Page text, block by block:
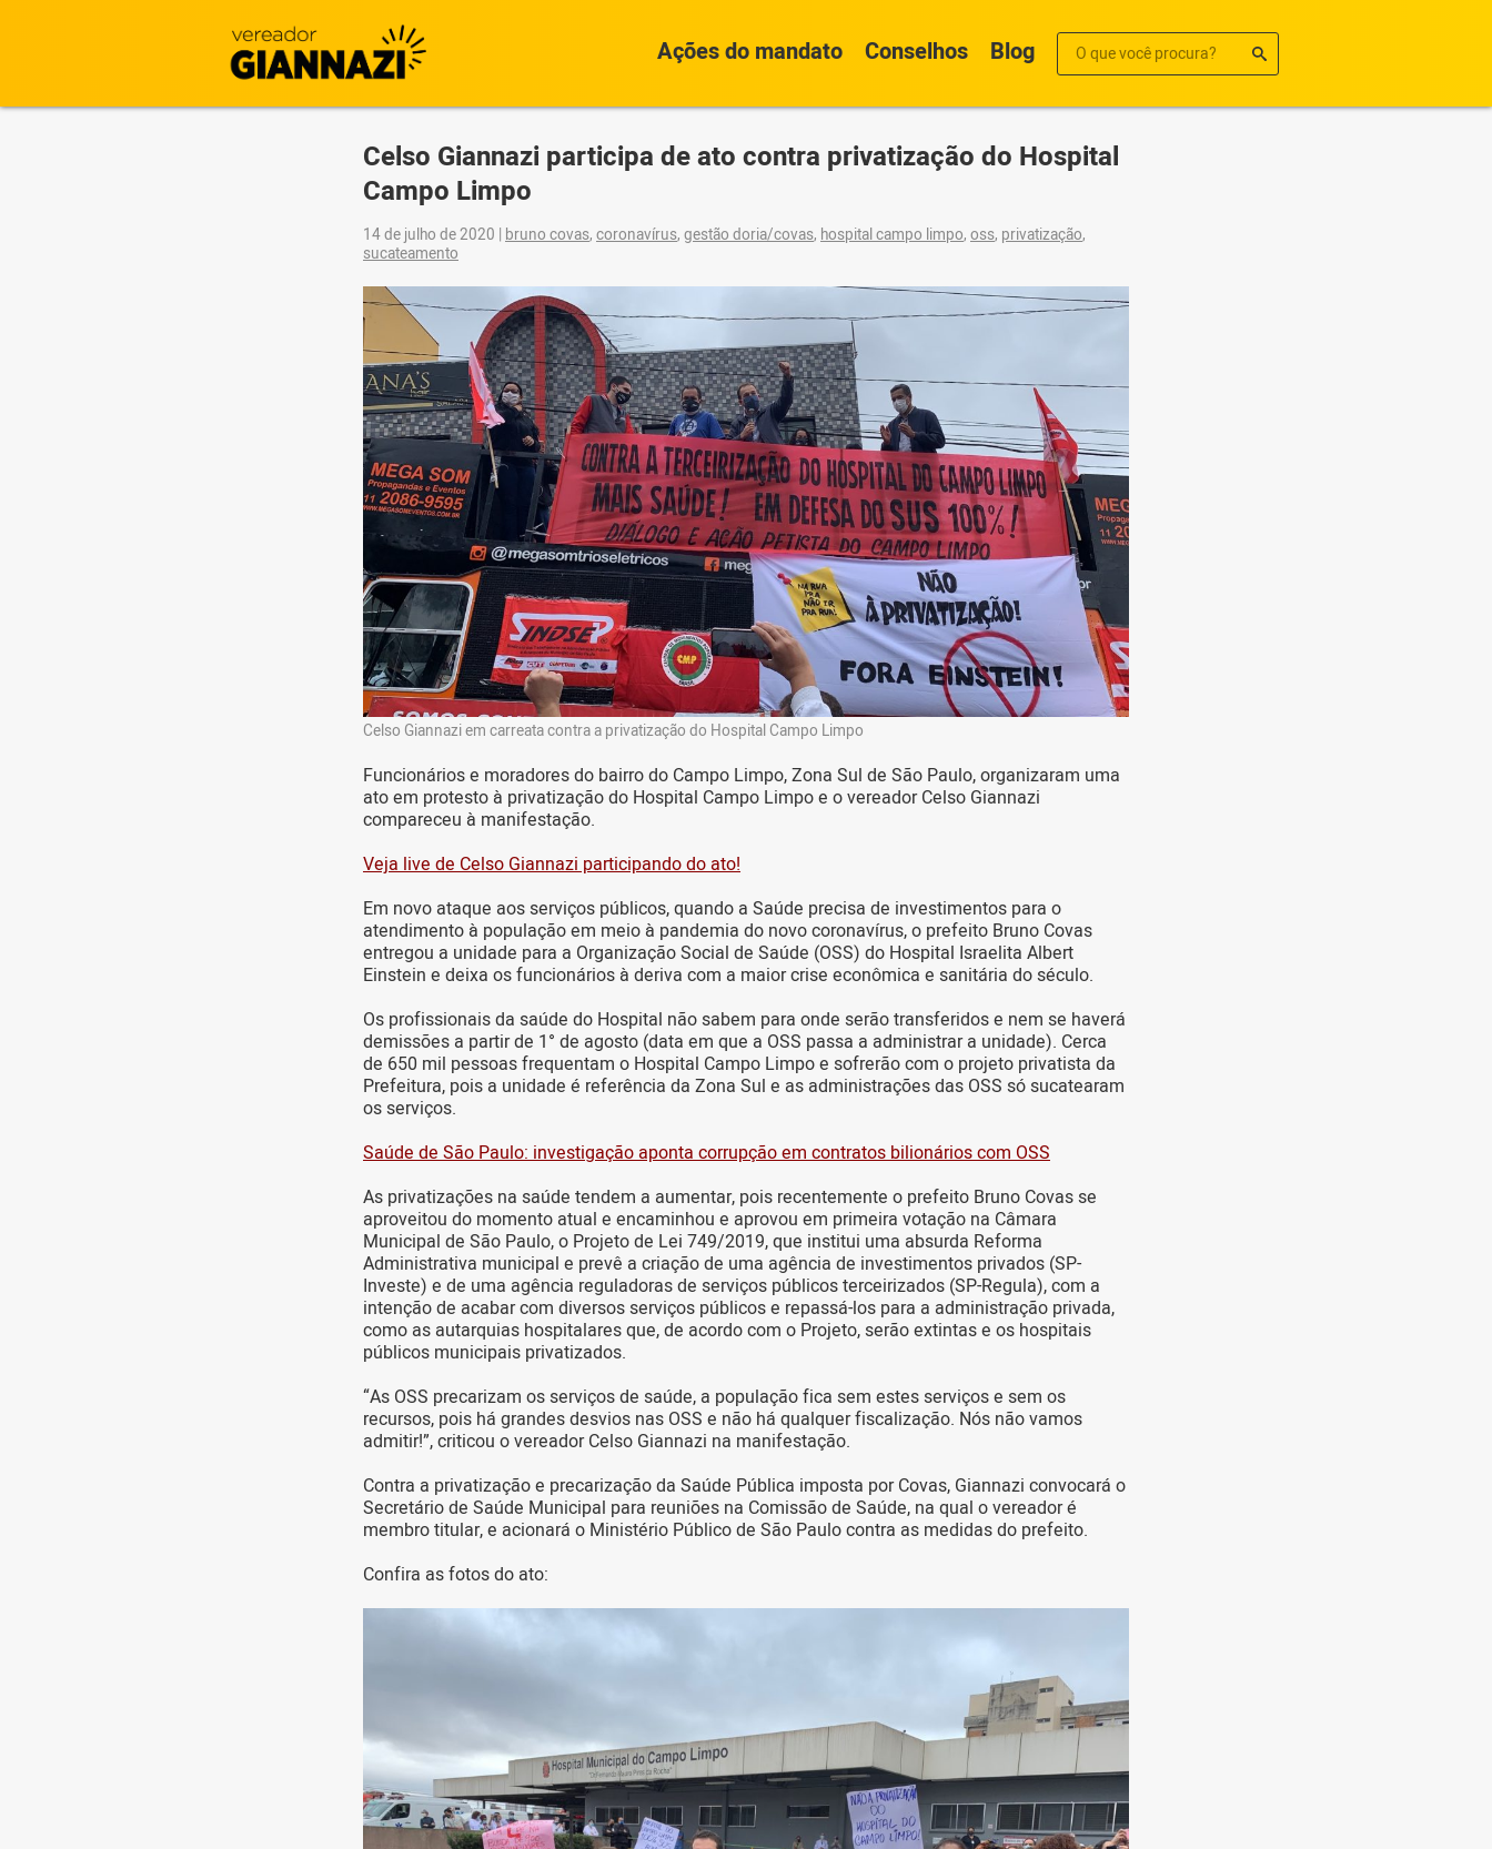
Ações do mandato Conselhos Blog
Celso Giannazi participa de ato contra privatização do Hospital
Campo Limpo
14 de julho de 2020 | bruno covas, coronavírus, gestão doria/covas, hospital campo limpo, oss, privatização,
sucateamento
Celso Giannazi em carreata contra a privatização do Hospital Campo Limpo
Funcionários e moradores do bairro do Campo Limpo, Zona Sul de São Paulo, organizaram uma
ato em protesto à privatização do Hospital Campo Limpo e o vereador Celso Giannazi
compareceu à manifestação.
Veja live de Celso Giannazi participando do ato!
Em novo ataque aos serviços públicos, quando a Saúde precisa de investimentos para o
atendimento à população em meio à pandemia do novo coronavírus, o prefeito Bruno Covas
entregou a unidade para a Organização Social de Saúde (OSS) do Hospital Israelita Albert
Einstein e deixa os funcionários à deriva com a maior crise econômica e sanitária do século.
Os profissionais da saúde do Hospital não sabem para onde serão transferidos e nem se haverá
demissões a partir de 1° de agosto (data em que a OSS passa a administrar a unidade). Cerca
de 650 mil pessoas frequentam o Hospital Campo Limpo e sofrerão com o projeto privatista da
Prefeitura, pois a unidade é referência da Zona Sul e as administrações das OSS só sucatearam
os serviços.
Saúde de São Paulo: investigação aponta corrupção em contratos bilionários com OSS
As privatizações na saúde tendem a aumentar, pois recentemente o prefeito Bruno Covas se
aproveitou do momento atual e encaminhou e aprovou em primeira votação na Câmara
Municipal de São Paulo, o Projeto de Lei 749/2019, que institui uma absurda Reforma
Administrativa municipal e prevê a criação de uma agência de investimentos privados (SP-
Investe) e de uma agência reguladoras de serviços públicos terceirizados (SP-Regula), com a
intenção de acabar com diversos serviços públicos e repassá-los para a administração privada,
como as autarquias hospitalares que, de acordo com o Projeto, serão extintas e os hospitais
públicos municipais privatizados.
“As OSS precarizam os serviços de saúde, a população fica sem estes serviços e sem os
recursos, pois há grandes desvios nas OSS e não há qualquer fiscalização. Nós não vamos
admitir!”, criticou o vereador Celso Giannazi na manifestação.
Contra a privatização e precarização da Saúde Pública imposta por Covas, Giannazi convocará o
Secretário de Saúde Municipal para reuniões na Comissão de Saúde, na qual o vereador é
membro titular, e acionará o Ministério Público de São Paulo contra as medidas do prefeito.
Confira as fotos do ato: